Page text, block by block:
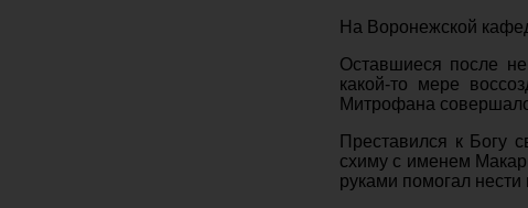
На Воронежской
Оставшиеся после
какой-то мере
Митрофана
Преставился к Богу
схиму с именем
руками помогал нести